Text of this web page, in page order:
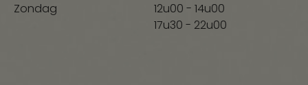
Zondag
12u00 - 14u00
17u30 - 22u00